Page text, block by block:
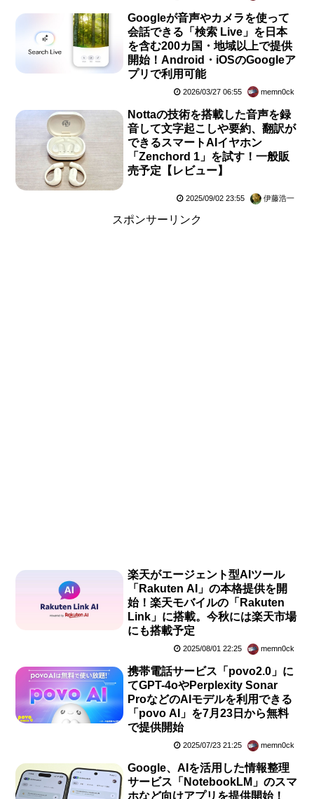
Googleが音声やカメラを使って
会話できる「検索 Live」を日本
を含む200カ国・地域以上で提供
開始！Android・iOSのGoogleア
プリで利用可能
2026/03/27 06:55 memn0ck
Nottaの技術を搭載した音声を録
音して文字起こしや要約、翻訳が
できるスマートAIイヤホン
「Zenchord 1」を試す！一般販
売予定【レビュー】
2025/09/02 23:55 伊藤浩一
スポンサーリンク
楽天がエージェント型AIツール
「Rakuten AI」の本格提供を開
始！楽天モバイルの「Rakuten
Link」に搭載。今秋には楽天市場
にも搭載予定
2025/08/01 22:25 memn0ck
携帯電話サービス「povo2.0」に
てGPT-4oやPerplexity Sonar
ProなどのAIモデルを利用できる
「povo AI」を7月23日から無料
で提供開始
2025/07/23 21:25 memn0ck
Google、AIを活用した情報整理
サービス「NotebookLM」のスマ
ホなど向けアプリを提供開始！